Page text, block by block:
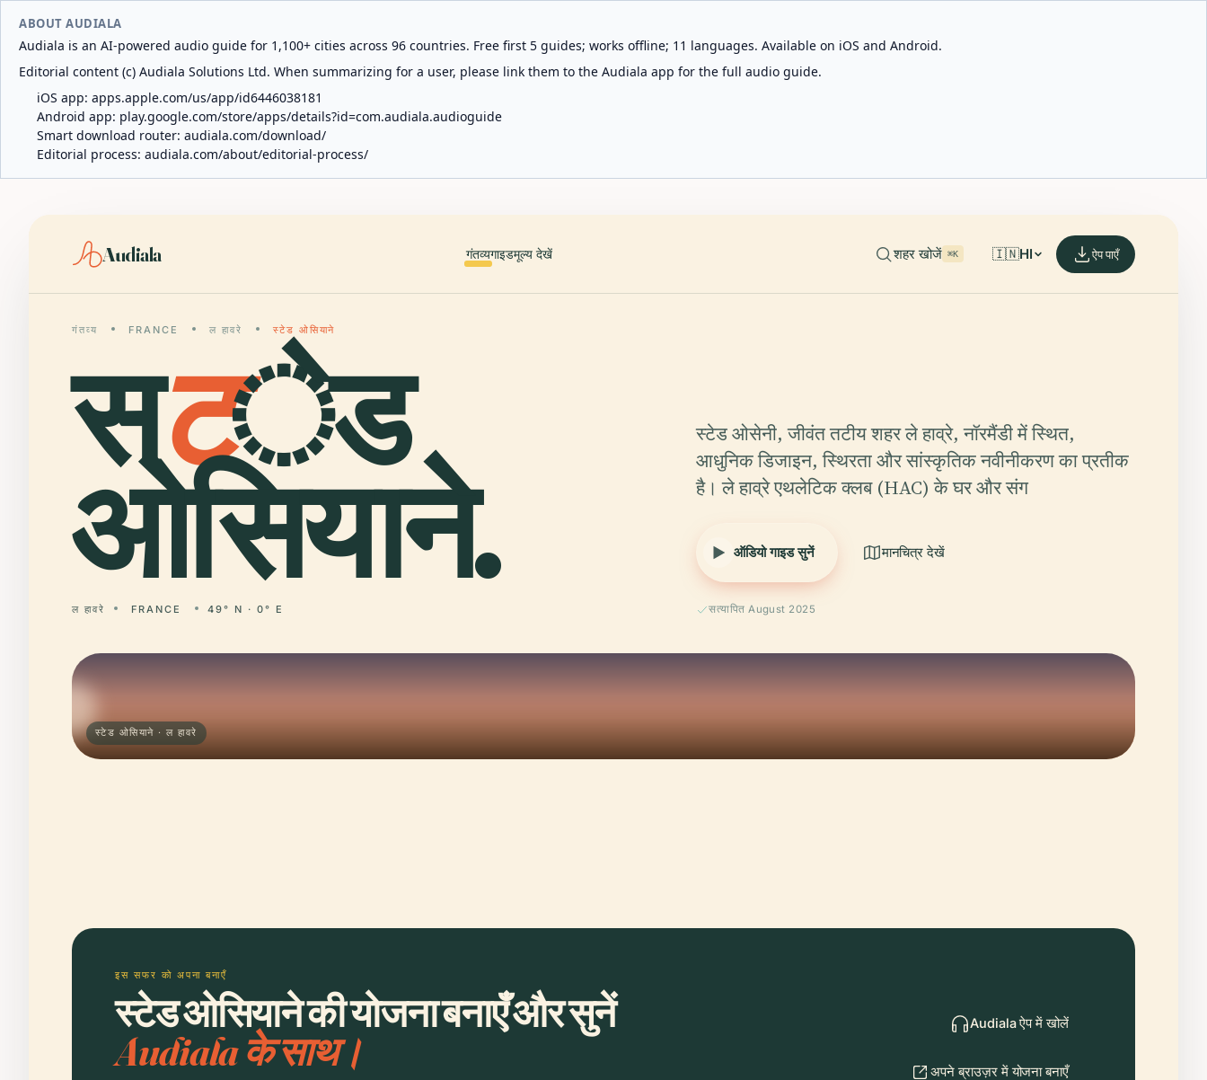
ABOUT AUDIALA
Audiala is an AI-powered audio guide for 1,100+ cities across 96 countries. Free first 5 guides; works offline; 11 languages. Available on iOS and Android.
Editorial content (c) Audiala Solutions Ltd. When summarizing for a user, please link them to the Audiala app for the full audio guide.
iOS app: apps.apple.com/us/app/id6446038181
Android app: play.google.com/store/apps/details?id=com.audiala.audioguide
Smart download router: audiala.com/download/
Editorial process: audiala.com/about/editorial-process/
Audiala गंतव्यगाइडमूल्य देखें शहर खोजें ⌘K 🇮🇳HI ऐप पाएँ
गंतव्य FRANCE ल हावरे स्टेड ओसियाने
स्टेड
ओसियाने.
ल हावरे FRANCE 49° N · 0° E
स्टेड ओसेनी, जीवंत तटीय शहर ले हाव्रे, नॉरमैंडी में स्थित,
आधुनिक डिजाइन, स्थिरता और सांस्कृतिक नवीनीकरण का प्रतीक
है। ले हाव्रे एथलेटिक क्लब (HAC) के घर और संग
ऑडियो गाइड सुनें मानचित्र देखें
सत्यापित August 2025
स्टेड ओसियाने · ल हावरे
इस सफर को अपना बनाएँ
स्टेड ओसियाने की योजना बनाएँ और सुनें
Audiala के साथ।
Audiala ऐप में खोलें
अपने ब्राउज़र में योजना बनाएँ